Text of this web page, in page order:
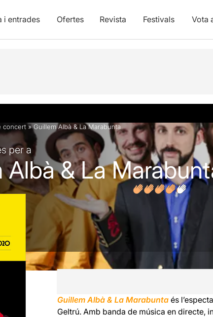
i entrades Ofertes Revista Festivals Vota
Fotos i vídeos Opinions Articles
concert»Guillem Albà & La Marabunta
per a
Albà & La
Guillem Albà & La Marabuntaés
Geltrú. Amb banda de música en directe,